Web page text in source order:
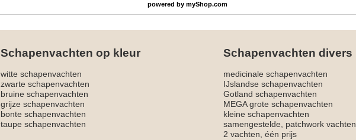
powered bymyShop.com
Schapenvachten op kleur Schapenvachten divers
witte schapenvachten
medicinale schapenvachten
zwarte schapenvachten
IJslandse schapenvachten
bruine schapenvachten
Gotland schapenvachten
grijze schapenvachten
MEGA grote schapenvachten
bonte schapenvachten
kleine schapenvachten
taupe schapenvachten
samengestelde, patchwork vachten
2 vachten, één prijs